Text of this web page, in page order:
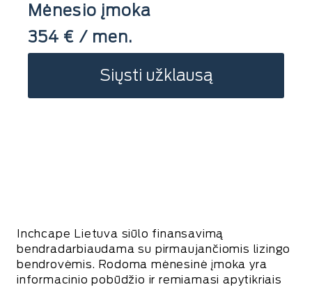
Mėnesio įmoka
354 € / men.
Siųsti užklausą
Inchcape Lietuva siūlo finansavimą
bendradarbiaudama su pirmaujančiomis lizingo
bendrovėmis. Rodoma mėnesinė įmoka yra
informacinio pobūdžio ir remiamasi apytikriais